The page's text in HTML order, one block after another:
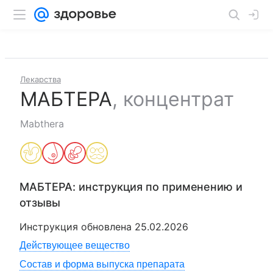
Лекарства
МАБТЕРА, концентрат
Mabthera
МАБТЕРА: инструкция по применению и
отзывы
Инструкция обновлена 25.02.2026
Действующее вещество
Состав и форма выпуска препарата